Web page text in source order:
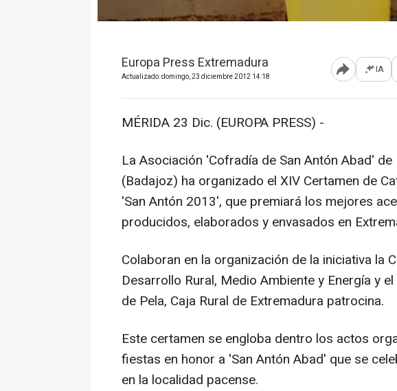
Europa Press Extremadura
Actualizado: domingo, 23 diciembre 2012 14:18 Abrir IA
MÉRIDA 23 Dic. (EUROPA PRESS) -
La Asociación 'Cofradía de San Antón Abad' de
(Badajoz) ha organizado el XIV Certamen de
'San Antón 2013', que premiará los mejores
producidos, elaborados y envasados en
Colaboran en la organización de la iniciativa la
Desarrollo Rural, Medio Ambiente y Energía y
de Pela, Caja Rural de Extremadura patrocina.
Este certamen se engloba dentro los actos
fiestas en honor a 'San Antón Abad' que se
en la localidad pacense.